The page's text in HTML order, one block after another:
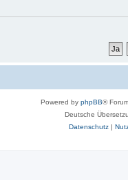
Powered by phpBB®
Deutsche
Datenschutz|